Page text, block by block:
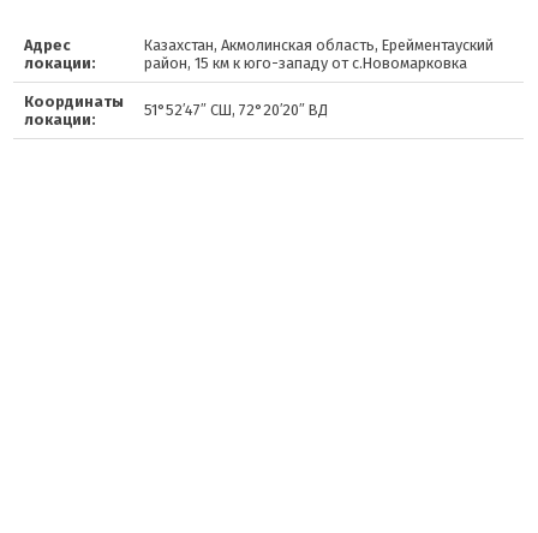
Адрес
локации:
Казахстан, Акмолинская область, Ерейментауский
район, 15 км к юго-западу от с.Новомарковка
Координаты
локации:
51°52′47″ СШ, 72°20′20″ ВД